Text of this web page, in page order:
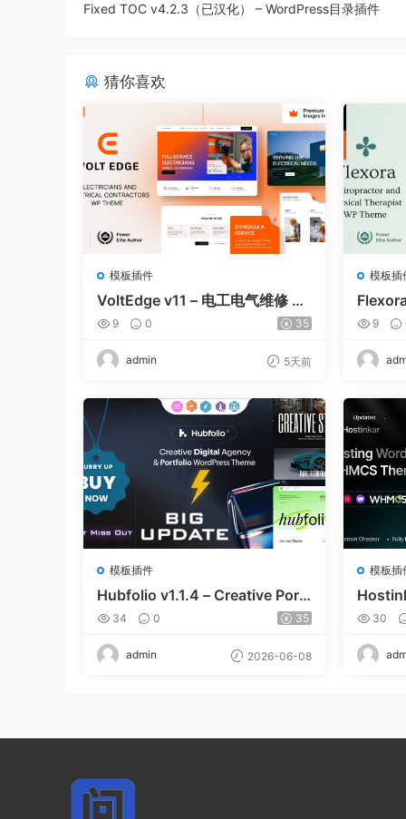
Fixed TOC v4.2.3（已汉化） – WordPress目录插件
猜你喜欢
模板插件
VoltEdge v11 – 电工电气维修 W
ordPress 主题
9 0 35
admin 5天前
模板插
e and
9
模板插件
Hubfolio v1.1.4 – Creative Portf
olio & Digital Agency WordPre
34 0 35
admin 2026-06-08
模板插
&30